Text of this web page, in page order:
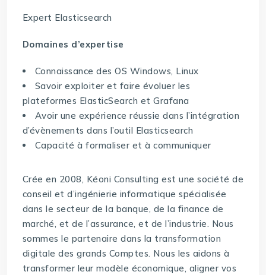
Expert Elasticsearch
Domaines d’expertise
Connaissance des OS Windows, Linux
Savoir exploiter et faire évoluer les
plateformes ElasticSearch et Grafana
Avoir une expérience réussie dans l’intégration
d’évènements dans l’outil Elasticsearch
Capacité à formaliser et à communiquer
Crée en 2008, Kéoni Consulting est une société de
conseil et d’ingénierie informatique spécialisée
dans le secteur de la banque, de la finance de
marché, et de l’assurance, et de l’industrie. Nous
sommes le partenaire dans la transformation
digitale des grands Comptes. Nous les aidons à
transformer leur modèle économique, aligner vos